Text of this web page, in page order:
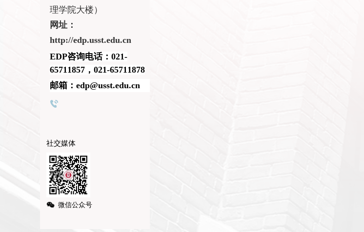
理学院大楼）
网址：
http://edp.usst.edu.cn
EDP咨询电话：021-
65711857，021-65711878
邮箱：edp@usst.edu.cn
社交媒体
微信公众号